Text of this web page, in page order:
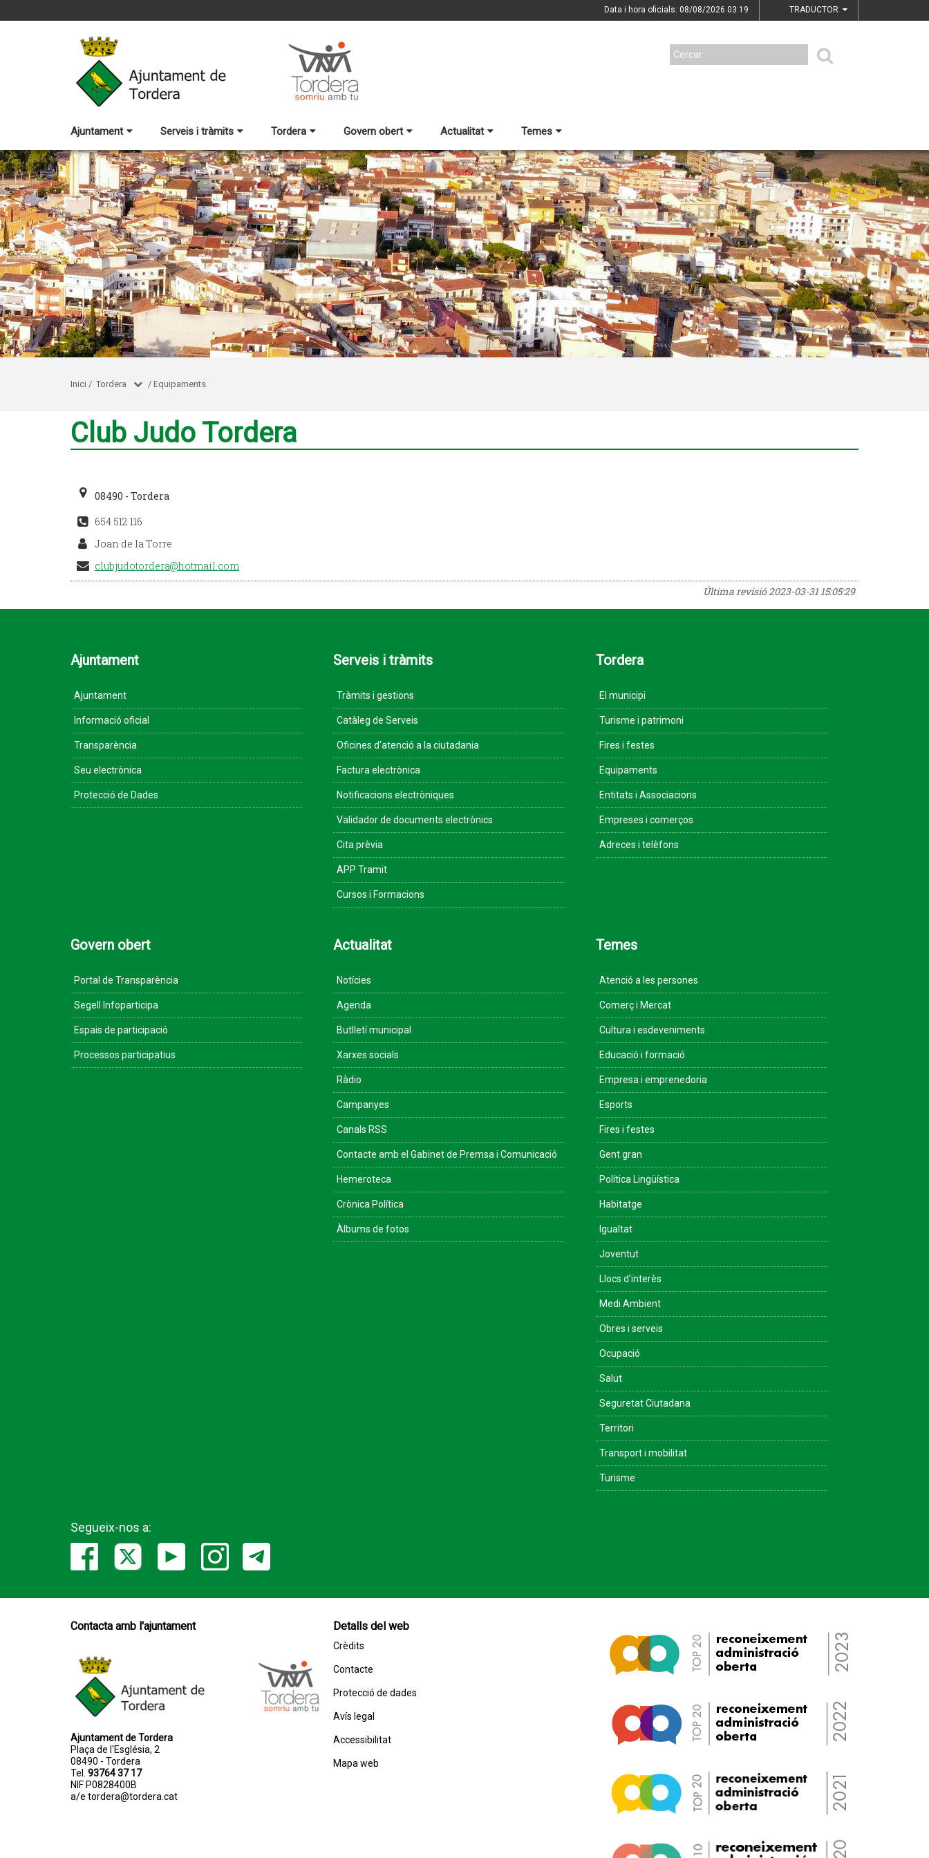
Data i hora oficials: 08/08/2026 03:19 TRADUCTOR
Ajuntament Serveis i tràmits Tordera Govern obert Actualitat Temes
Inici / Tordera / Equipaments
Club Judo Tordera
08490 - Tordera
654 512 116
Joan de la Torre
clubjudotordera@hotmail.com
Última revisió2023-03-31 15:05:29
Ajuntament
Ajuntament
Informació oficial
Transparència
Seu electrònica
Protecció de Dades
Serveis i tràmits
Tràmits i gestions
Catàleg de Serveis
Oficines d'atenció a la ciutadania
Factura electrònica
Notificacions electròniques
Validador de documents electrònics
Cita prèvia
APP Tramit
Cursos i Formacions
Tordera
El municipi
Turisme i patrimoni
Fires i festes
Equipaments
Entitats i Associacions
Empreses i comerços
Adreces i telèfons
Govern obert
Portal de Transparència
Segell Infoparticipa
Espais de participació
Processos participatius
Actualitat
Notícies
Agenda
Butlletí municipal
Xarxes socials
Ràdio
Campanyes
Canals RSS
Contacte amb el Gabinet de Premsa i Comunicació
Hemeroteca
Crònica Política
Àlbums de fotos
Temes
Atenció a les persones
Comerç i Mercat
Cultura i esdeveniments
Educació i formació
Empresa i emprenedoria
Esports
Fires i festes
Gent gran
Política Lingüística
Habitatge
Igualtat
Joventut
Llocs d'interès
Medi Ambient
Obres i serveis
Ocupació
Salut
Seguretat Ciutadana
Territori
Transport i mobilitat
Turisme
Segueix-nos a:
Contacta amb l'ajuntament
Ajuntament de Tordera
Plaça de l'Església, 2
08490 - Tordera
Tel. 93764 37 17
NIF P0828400B
a/e tordera@tordera.cat
Detalls del web
Crèdits
Contacte
Protecció de dades
Avís legal
Accessibilitat
Mapa web